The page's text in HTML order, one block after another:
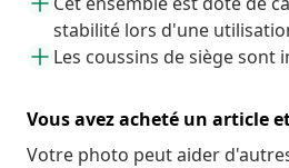
stabilité lors d'une
Les coussins de siège sont
Vous avez acheté un article
Votre photo peut aider